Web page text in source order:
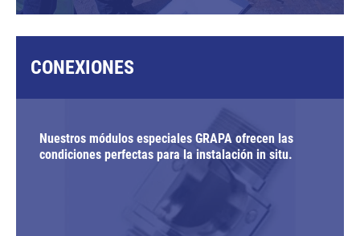
CONEXIONES
Nuestros módulos especiales GRAPA ofrecen las
condiciones perfectas para la instalación in situ.